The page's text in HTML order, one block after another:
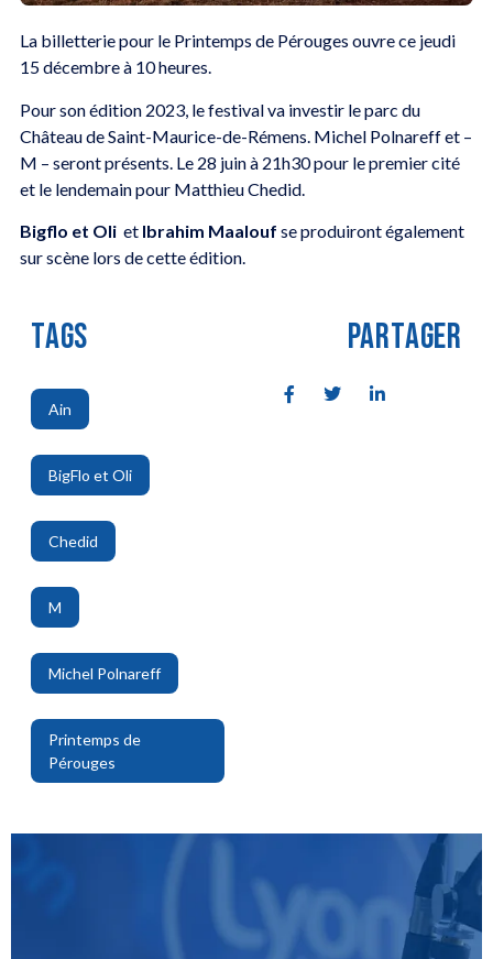
La billetterie pour le Printemps de Pérouges ouvre ce jeudi
15 décembre à 10 heures.
Pour son édition 2023, le festival va investir le parc du
Château de Saint-Maurice-de-Rémens. Michel Polnareff et –
M – seront présents. Le 28 juin à 21h30 pour le premier cité
et le lendemain pour Matthieu Chedid.
Bigflo et Oliet Ibrahim Maalouf se produiront également
sur scène lors de cette édition.
TAGS
Ain
,
BigFlo et Oli
,
Chedid
,
M
,
Michel Polnareff
,
Printemps de
Pérouges
PARTAGER